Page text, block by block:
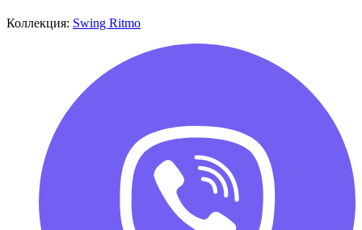
Коллекция: Swing Ritmo